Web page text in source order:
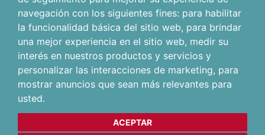
navegación con los siguientes fines: para habilitar
la funcionalidad básica del sitio web, para brindar
una mejor experiencia en el sitio web, medir su
interés en nuestros productos y servicios y
personalizar las interacciones de marketing, para
mostrar anuncios que sean más relevantes para
usted.
ACEPTAR